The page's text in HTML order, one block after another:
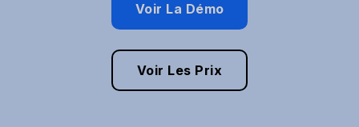
Voir La Démo
Voir Les Prix